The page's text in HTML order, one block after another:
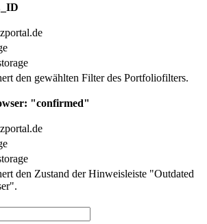
den gewählten Filter des Portfoliofilters.
"confirmed"
den Zustand der Hinweisleiste "Outdated